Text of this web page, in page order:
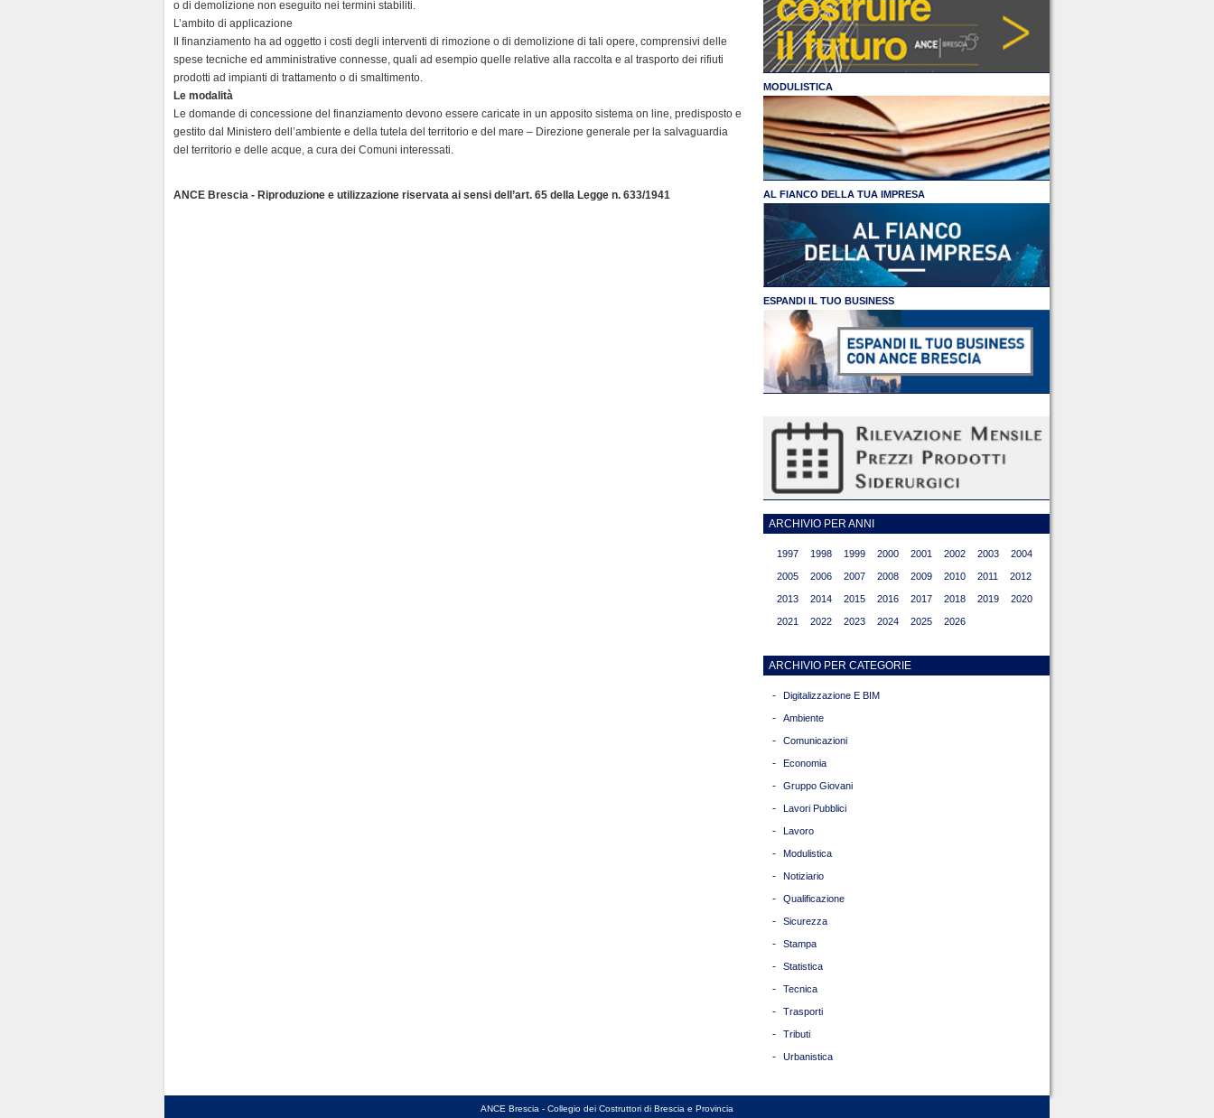
o di demolizione non eseguito nei termini stabiliti.
L’ambito di applicazione
Il finanziamento ha ad oggetto i costi degli interventi di rimozione o di demolizione di tali opere, comprensivi delle
spese tecniche ed amministrative connesse, quali ad esempio quelle relative alla raccolta e al trasporto dei rifiuti
prodotti ad impianti di trattamento o di smaltimento.
Le modalità
Le domande di concessione del finanziamento devono essere caricate in un apposito sistema on line, predisposto e
gestito dal Ministero dell’ambiente e della tutela del territorio e del mare – Direzione generale per la salvaguardia
del territorio e delle acque, a cura dei Comuni interessati.
ANCE Brescia - Riproduzione e utilizzazione riservata ai sensi dell’art. 65 della Legge n. 633/1941
MODULISTICA
AL FIANCO DELLA TUA IMPRESA
ESPANDI IL TUO BUSINESS
ARCHIVIO PER ANNI
1997 1998 1999 2000 2001 2002 2003 2004
2005 2006 2007 2008 2009 2010 2011 2012
2013 2014 2015 2016 2017 2018 2019 2020
2021 2022 2023 2024 2025 2026
ARCHIVIO PER CATEGORIE
- Digitalizzazione E BIM
- Ambiente
- Comunicazioni
- Economia
- Gruppo Giovani
- Lavori Pubblici
- Lavoro
- Modulistica
- Notiziario
- Qualificazione
- Sicurezza
- Stampa
- Statistica
- Tecnica
- Trasporti
- Tributi
- Urbanistica
ANCE Brescia - Collegio dei Costruttori di Brescia e Provincia